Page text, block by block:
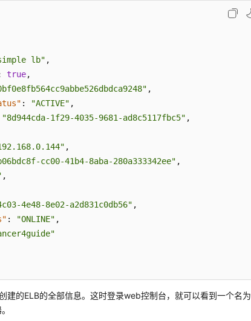
lb" ,
true,
,
: "ACTIVE" ,
"8d944cda-1f29-4035-9681-ad8c5117fbc5" ,
,
cc00-41b4-8aba-280a333342ee" ,
,
4e48-8e02-a2d831c0db56" ,
: "ONLINE" ,
建的ELB的全部信息。这时登录web控制台，就可以看到一个名为